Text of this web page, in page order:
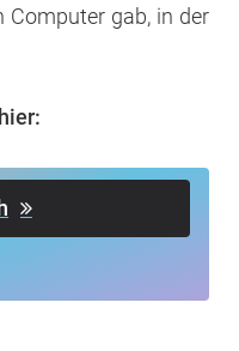
Computer gab, in der